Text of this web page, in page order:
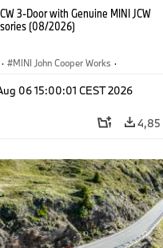
3-Door with Genuine MINI JCW
(08/2026)
· MINI John Cooper Works ·
εξοπλισμός, αξεσουάρ
06 15:00:01 CEST 2026
4,85